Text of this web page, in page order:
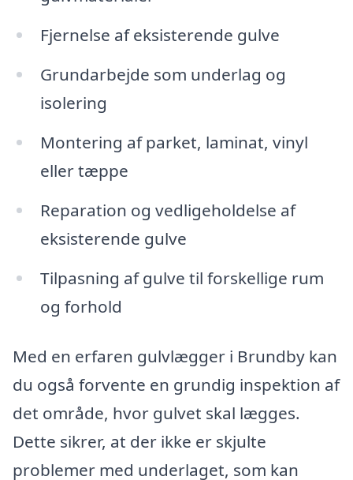
Fjernelse af eksisterende gulve
Grundarbejde som underlag og
isolering
Montering af parket, laminat, vinyl
eller tæppe
Reparation og vedligeholdelse af
eksisterende gulve
Tilpasning af gulve til forskellige rum
og forhold
Med en erfaren gulvlægger i Brundby kan
du også forvente en grundig inspektion af
det område, hvor gulvet skal lægges.
Dette sikrer, at der ikke er skjulte
problemer med underlaget, som kan